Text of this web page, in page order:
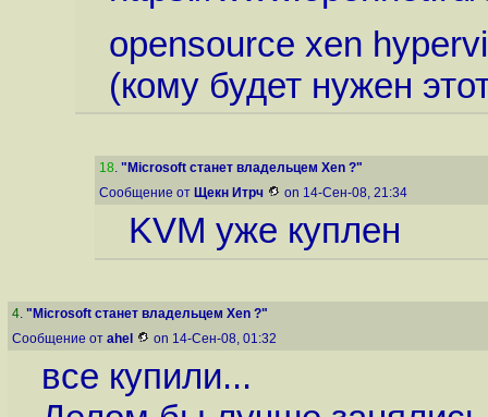
opensource xen
(кому будет нужен
18. "Microsoft станет владельцем Xen ?"
Сообщение от Щекн Итрч on 14-Сен-08, 21:34
KVM уже куплен
4. "Microsoft станет владельцем Xen ?"
Сообщение от ahel on 14-Сен-08, 01:32
все купили...